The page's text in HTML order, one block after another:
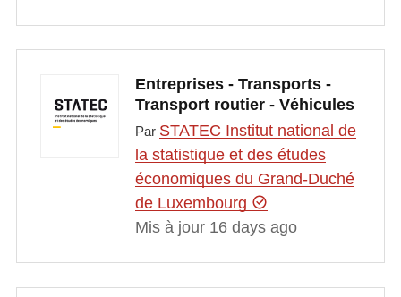
Entreprises - Transports -
Transport routier - Véhicules
Par STATEC Institut national de
la statistique et des études
économiques du Grand-Duché
de Luxembourg
Mis à jour 16 days ago